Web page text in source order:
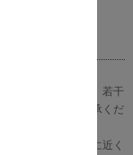
のサイズについて、若干
。あらかじめご了承くだ
できる限り実物に近く